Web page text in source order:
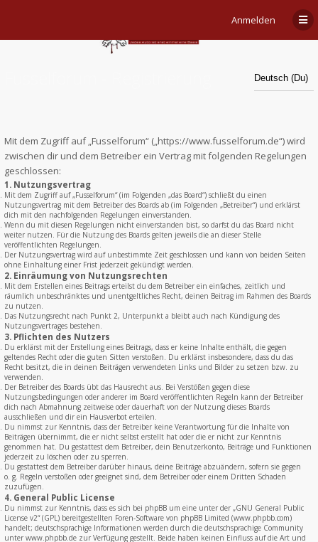
Anmelden
Mit dem Zugriff auf „Fusselforum“ („https://www.fusselforum.de“) wird
zwischen dir und dem Betreiber ein Vertrag mit folgenden Regelungen
geschlossen:
1. Nutzungsvertrag
Mit dem Zugriff auf „Fusselforum“ (im Folgenden „das Board“) schließt du einen
Nutzungsvertrag mit dem Betreiber des Boards ab (im Folgenden „Betreiber“) und erklärst
dich mit den nachfolgenden Regelungen einverstanden.
Wenn du mit diesen Regelungen nicht einverstanden bist, so darfst du das Board nicht
weiter nutzen. Für die Nutzung des Boards gelten jeweils die an dieser Stelle
veröffentlichten Regelungen.
Der Nutzungsvertrag wird auf unbestimmte Zeit geschlossen und kann von beiden Seiten
ohne Einhaltung einer Frist jederzeit gekündigt werden.
2. Einräumung von Nutzungsrechten
Mit dem Erstellen eines Beitrags erteilst du dem Betreiber ein einfaches, zeitlich und
räumlich unbeschränktes und unentgeltliches Recht, deinen Beitrag im Rahmen des Boards
zu nutzen.
Das Nutzungsrecht nach Punkt 2, Unterpunkt a bleibt auch nach Kündigung des
Nutzungsvertrages bestehen.
3. Pflichten des Nutzers
Du erklärst mit der Erstellung eines Beitrags, dass er keine Inhalte enthält, die gegen
geltendes Recht oder die guten Sitten verstoßen. Du erklärst insbesondere, dass du das
Recht besitzt, die in deinen Beiträgen verwendeten Links und Bilder zu setzen bzw. zu
verwenden.
Der Betreiber des Boards übt das Hausrecht aus. Bei Verstößen gegen diese
Nutzungsbedingungen oder anderer im Board veröffentlichten Regeln kann der Betreiber
dich nach Abmahnung zeitweise oder dauerhaft von der Nutzung dieses Boards
ausschließen und dir ein Hausverbot erteilen.
Du nimmst zur Kenntnis, dass der Betreiber keine Verantwortung für die Inhalte von
Beiträgen übernimmt, die er nicht selbst erstellt hat oder die er nicht zur Kenntnis
genommen hat. Du gestattest dem Betreiber, dein Benutzerkonto, Beiträge und Funktionen
jederzeit zu löschen oder zu sperren.
Du gestattest dem Betreiber darüber hinaus, deine Beiträge abzuändern, sofern sie gegen
o. g. Regeln verstoßen oder geeignet sind, dem Betreiber oder einem Dritten Schaden
zuzufügen.
4. General Public License
Du nimmst zur Kenntnis, dass es sich bei phpBB um eine unter der „GNU General Public
License v2“ (GPL) bereitgestellten Foren-Software von phpBB Limited (www.phpbb.com)
handelt; deutschsprachige Informationen werden durch die deutschsprachige Community
unter www.phpbb.de zur Verfügung gestellt. Beide haben keinen Einfluss auf die Art und